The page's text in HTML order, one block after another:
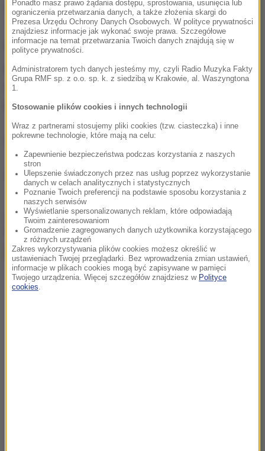
cele miłości i widzenia intymne, ale nie będzie też
telewizorów i dvd. Pobyt w więzieniu ma nie być
przyjemny- usłyszał nasz reporter.
Gotowy projekt, nad którym pracuje zespół
wiceministra Patryka Jakiego, ministerstwo ma
przedstawić na początku roku.
(mal)
Źródło: RMF FM
chcesz widzieć więcej artykułów od RMF24?dodaj w
Google
Ponadto masz prawo żądania dostępu, sprostowania, usunięcia lub
ograniczenia przetwarzania danych, a także złożenia skargi do
Prezesa Urzędu Ochrony Danych Osobowych. W polityce prywatności
znajdziesz informacje jak wykonać swoje prawa. Szczegółowe
informacje na temat przetwarzania Twoich danych znajdują się w
polityce prywatności.
Administratorem tych danych jesteśmy my, czyli Radio Muzyka Fakty
Grupa RMF sp. z o.o. sp. k. z siedzibą w Krakowie, al. Waszyngtona
1.
Stosowanie plików cookies i innych technologii
Wraz z partnerami stosujemy pliki cookies (tzw. ciasteczka) i inne
pokrewne technologie, które mają na celu:
Zapewnienie bezpieczeństwa podczas korzystania z naszych
stron
Ulepszenie świadczonych przez nas usług poprzez wykorzystanie
danych w celach analitycznych i statystycznych
Poznanie Twoich preferencji na podstawie sposobu korzystania z
naszych serwisów
Wyświetlanie spersonalizowanych reklam, które odpowiadają
Twoim zainteresowaniom
Gromadzenie zagregowanych danych użytkownika korzystającego
z różnych urządzeń
Zakres wykorzystywania plików cookies możesz określić w
ustawieniach Twojej przeglądarki. Bez wprowadzenia zmian ustawień,
informacje w plikach cookies mogą być zapisywane w pamięci
Twojego urządzenia. Więcej szczegółów znajdziesz w Polityce
cookies.